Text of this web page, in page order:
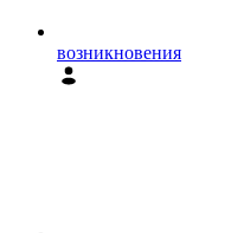
возникновения